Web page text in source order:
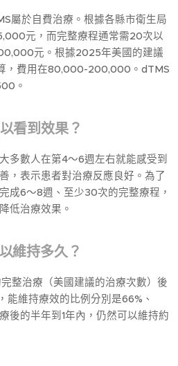
屬於自費治療。根據各縣市衛生局
元，而完整療程通常需20次以
元。根據2025年美國的建議
，費用在80,000-200,000。dTMS
。
看到效果？
多數人在第4～6週左右就能感受到
，表示患者對治療反應良好。為了
成6～8週、至少30次的完整療程，
低治療效果。
維持多久？
整治療（美國建議的治療次數）後
能維持療效的比例分別是66%、
後的半年到1年內，仍然可以維持約